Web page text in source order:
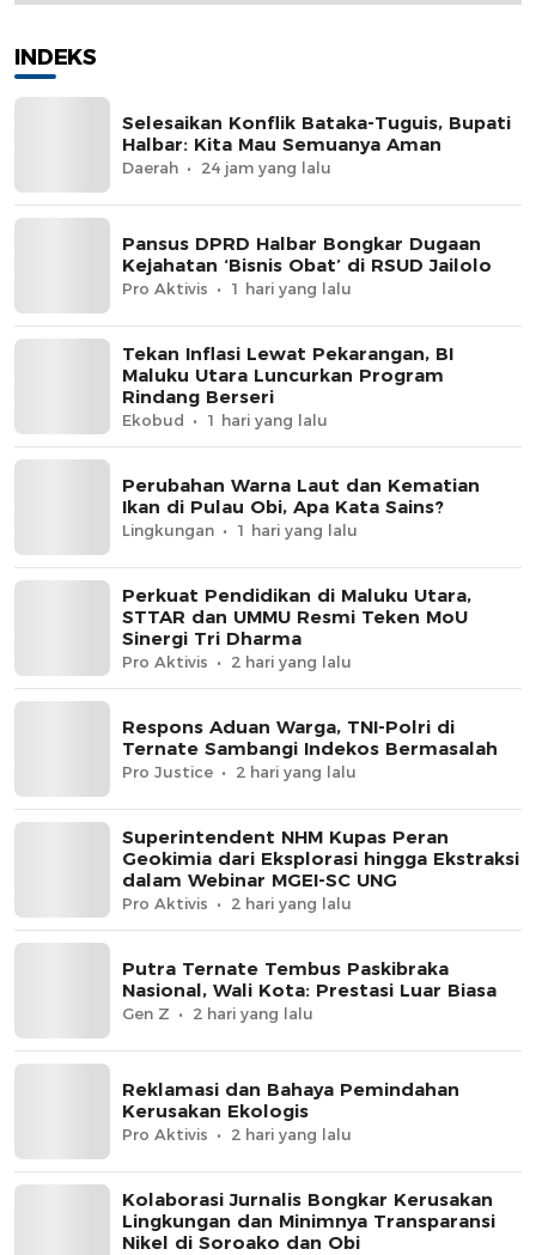
INDEKS
Selesaikan Konflik Bataka-Tuguis, Bupati
Halbar: Kita Mau Semuanya Aman
Daerah 24 jam yang lalu
Pansus DPRD Halbar Bongkar Dugaan
Kejahatan ‘Bisnis Obat’ di RSUD Jailolo
Pro Aktivis 1 hari yang lalu
Tekan Inflasi Lewat Pekarangan, BI
Maluku Utara Luncurkan Program
Rindang Berseri
Ekobud 1 hari yang lalu
Perubahan Warna Laut dan Kematian
Ikan di Pulau Obi, Apa Kata Sains?
Lingkungan 1 hari yang lalu
Perkuat Pendidikan di Maluku Utara,
STTAR dan UMMU Resmi Teken MoU
Sinergi Tri Dharma
Pro Aktivis 2 hari yang lalu
Respons Aduan Warga, TNI-Polri di
Ternate Sambangi Indekos Bermasalah
Pro Justice 2 hari yang lalu
Superintendent NHM Kupas Peran
Geokimia dari Eksplorasi hingga Ekstraksi
dalam Webinar MGEI-SC UNG
Pro Aktivis 2 hari yang lalu
Putra Ternate Tembus Paskibraka
Nasional, Wali Kota: Prestasi Luar Biasa
Gen Z 2 hari yang lalu
Reklamasi dan Bahaya Pemindahan
Kerusakan Ekologis
Pro Aktivis 2 hari yang lalu
Kolaborasi Jurnalis Bongkar Kerusakan
Lingkungan dan Minimnya Transparansi
Nikel di Soroako dan Obi